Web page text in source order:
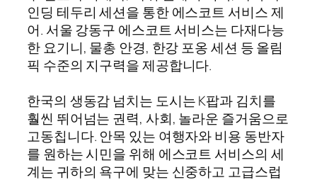
인딩 테두리 세션을 통한 에스코트 서비스 제
어. 서울 강동구 에스코트 서비스는 다재다능
한 요기니, 물총 안경, 한강 포옹 세션 등 올림
픽 수준의 지구력을 제공합니다.
한국의 생동감 넘치는 도시는 K팝과 김치를
훨씬 뛰어넘는 권력, 사회, 놀라운 즐거움으로
고동칩니다. 안목 있는 여행자와 비용 동반자
를 원하는 시민을 위해 에스코트 서비스의 세
계는 귀하의 욕구에 맞는 신중하고 고급스럽